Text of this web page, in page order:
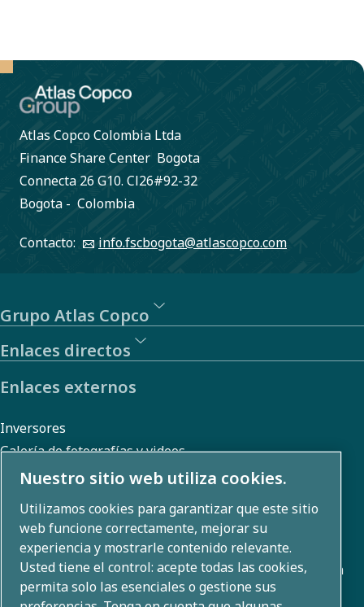
Atlas Copco Colombia Ltda
Finance Share Center Bogota
Connecta 26 G10. Cl26#92-32
Bogota - Colombia
Contacto: info.fscbogota@atlascopco.com
Grupo Atlas Copco
Enlaces directos
Enlaces externos
Inversores
Galería de fotografías y videos
Sobre nosotros
Atlas Copco Group desarrolla soluciones innovadoras en
todas las áreas de negocio, incluyendo técnicas de
Nuestro sitio web utiliza cookies.
Utilizamos cookies para garantizar que este sitio
web funcione correctamente, mejorar su
experiencia y mostrarle contenido relevante.
Usted tiene el control: acepte todas las cookies,
permita solo las esenciales o gestione sus